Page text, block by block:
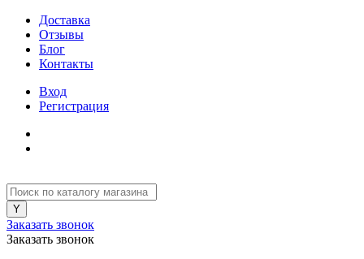
Доставка
Отзывы
Блог
Контакты
Вход
Регистрация
Заказать звонок
Заказать звонок